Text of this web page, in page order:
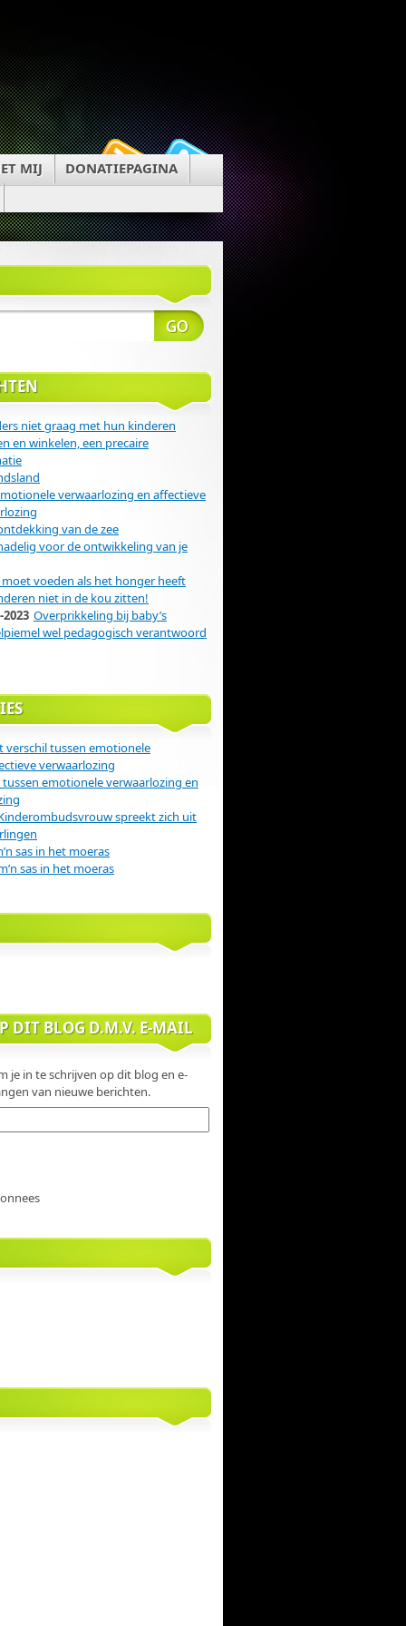
MIJ DONATIEPAGINA
niet graag met hun kinderen
en winkelen, een precaire
verwaarlozing en affectieve
van de zee
voor de ontwikkeling van je
voeden als het honger heeft
niet in de kou zitten!
Overprikkeling bij baby’s
2023
wel pedagogisch verantwoord
verschil tussen emotionele
verwaarlozing
emotionele verwaarlozing en
spreekt zich uit
sas in het moeras
sas in het moeras
DIT BLOG D.M.V. E-MAIL
je in te schrijven op dit blog en e-
van nieuwe berichten.